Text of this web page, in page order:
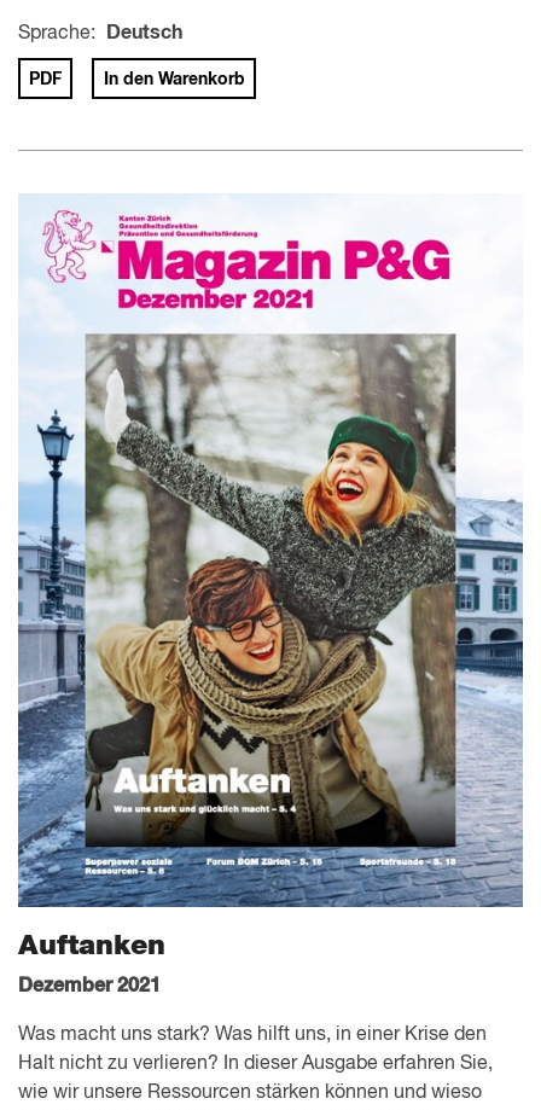
Sprache: Deutsch
PDF In den Warenkorb
Auftanken
Dezember 2021
Was macht uns stark? Was hilft uns, in einer Krise den
Halt nicht zu verlieren? In dieser Ausgabe erfahren Sie,
wie wir unsere Ressourcen stärken können und wieso